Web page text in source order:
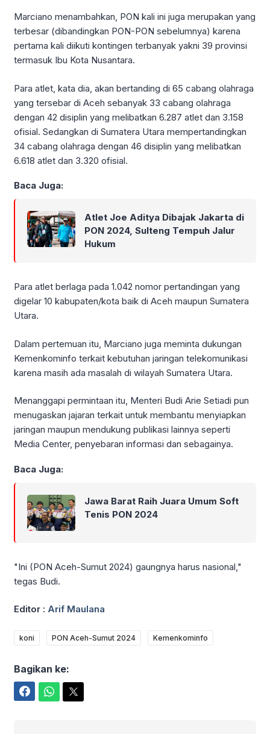
Marciano menambahkan, PON kali ini juga merupakan yang
terbesar (dibandingkan PON-PON sebelumnya) karena
pertama kali diikuti kontingen terbanyak yakni 39 provinsi
termasuk Ibu Kota Nusantara.
Para atlet, kata dia, akan bertanding di 65 cabang olahraga
yang tersebar di Aceh sebanyak 33 cabang olahraga
dengan 42 disiplin yang melibatkan 6.287 atlet dan 3.158
ofisial. Sedangkan di Sumatera Utara mempertandingkan
34 cabang olahraga dengan 46 disiplin yang melibatkan
6.618 atlet dan 3.320 ofisial.
Baca Juga:
Atlet Joe Aditya Dibajak Jakarta di
PON 2024, Sulteng Tempuh Jalur
Hukum
Para atlet berlaga pada 1.042 nomor pertandingan yang
digelar 10 kabupaten/kota baik di Aceh maupun Sumatera
Utara.
Dalam pertemuan itu, Marciano juga meminta dukungan
Kemenkominfo terkait kebutuhan jaringan telekomunikasi
karena masih ada masalah di wilayah Sumatera Utara.
Menanggapi permintaan itu, Menteri Budi Arie Setiadi pun
menugaskan jajaran terkait untuk membantu menyiapkan
jaringan maupun mendukung publikasi lainnya seperti
Media Center, penyebaran informasi dan sebagainya.
Baca Juga:
Jawa Barat Raih Juara Umum Soft
Tenis PON 2024
"Ini (PON Aceh-Sumut 2024) gaungnya harus nasional,"
tegas Budi.
Editor : Arif Maulana
koni PON Aceh-Sumut 2024 Kemenkominfo
Bagikan ke: